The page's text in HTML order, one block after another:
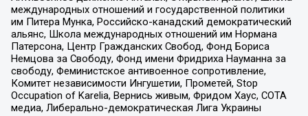
международных отношений и государственной политики
им Питера Мунка, Российско-канадский демократический
альянс, Школа международных отношений им Нормана
Патерсона, Центр Гражданских Свобод, Фонд Бориса
Немцова за Свободу, Фонд имени Фридриха Науманна за
свободу, Феминистское антивоенное сопротивление,
Комитет независимости Ингушетии, Прометей, Stop
Occupation of Karelia, Вернись живым, Фридом Хаус, СОТА
медиа, Либерально-демократическая Лига Украины